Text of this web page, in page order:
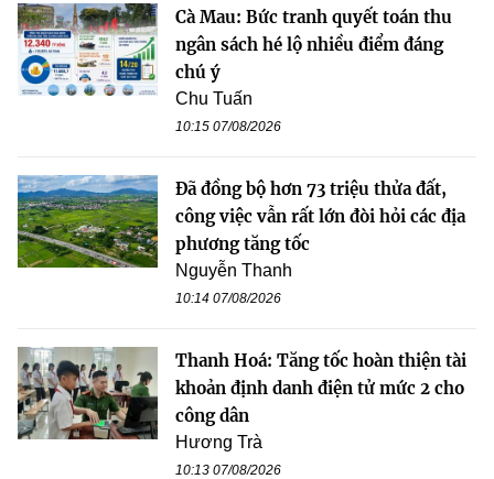
Cà Mau: Bức tranh quyết toán thu
ngân sách hé lộ nhiều điểm đáng
chú ý
Chu Tuấn
10:15 07/08/2026
Đã đồng bộ hơn 73 triệu thửa đất,
công việc vẫn rất lớn đòi hỏi các địa
phương tăng tốc
Nguyễn Thanh
10:14 07/08/2026
Thanh Hoá: Tăng tốc hoàn thiện tài
khoản định danh điện tử mức 2 cho
công dân
Hương Trà
10:13 07/08/2026